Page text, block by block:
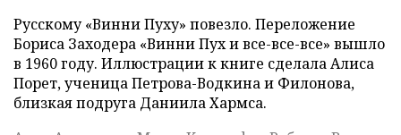
Русскому «Винни Пуху» повезло. Переложение
Бориса Заходера «Винни Пух и все-все-все» вышло
в 1960 году. Иллюстрации к книге сделала Алиса
Порет, ученица Петрова-Водкина и Филонова,
близкая подруга Даниила Хармса.